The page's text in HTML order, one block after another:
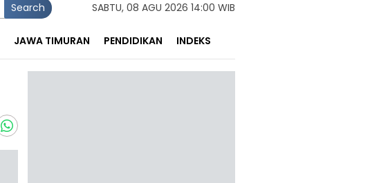
Search SABTU, 08 AGU 2026 14:00 WIB
JAWA TIMURAN PENDIDIKAN INDEKS